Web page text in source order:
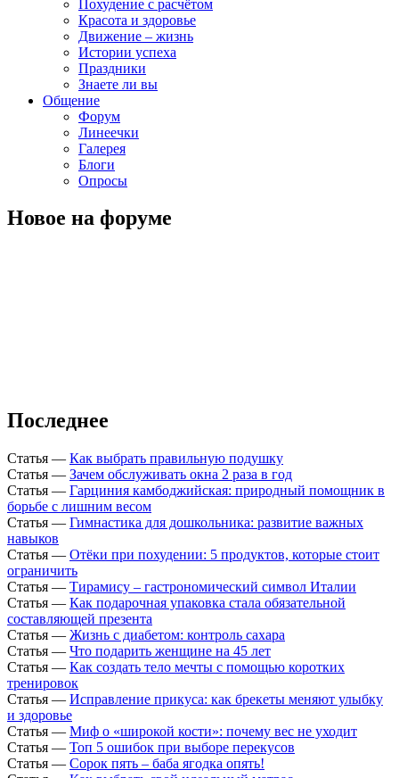
Похудение с расчётом
Красота и здоровье
Движение – жизнь
Истории успеха
Праздники
Знаете ли вы
Общение
Форум
Линеечки
Галерея
Блоги
Опросы
Новое на форуме
Последнее
Статья — Как выбрать правильную подушку
Статья — Зачем обслуживать окна 2 раза в год
Статья — Гарциния камбоджийская: природный помощник в
борьбе с лишним весом
Статья — Гимнастика для дошкольника: развитие важных
навыков
Статья — Отёки при похудении: 5 продуктов, которые стоит
ограничить
Статья — Тирамису – гастрономический символ Италии
Статья — Как подарочная упаковка стала обязательной
составляющей презента
Статья — Жизнь с диабетом: контроль сахара
Статья — Что подарить женщине на 45 лет
Статья — Как создать тело мечты с помощью коротких
тренировок
Статья — Исправление прикуса: как брекеты меняют улыбку
и здоровье
Статья — Миф о «широкой кости»: почему вес не уходит
Статья — Топ 5 ошибок при выборе перекусов
Статья — Сорок пять – баба ягодка опять!